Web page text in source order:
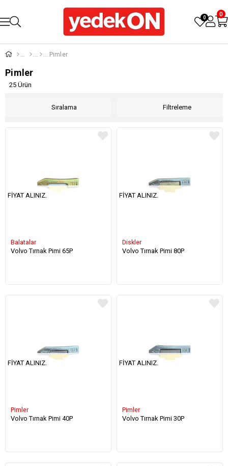
0 0
Pimler
Pimler
Filtreleme
Sıralama
25 Ürün
Balatalar
Volvo Tırnak Pimi 65P
FIYAT ALINIZ.
Diskler
Volvo Tırnak Pimi 80P
FIYAT ALINIZ.
Pimler
Volvo Tırnak Pimi 40P
FIYAT ALINIZ.
Pimler
Volvo Tırnak Pimi 30P
FIYAT ALINIZ.